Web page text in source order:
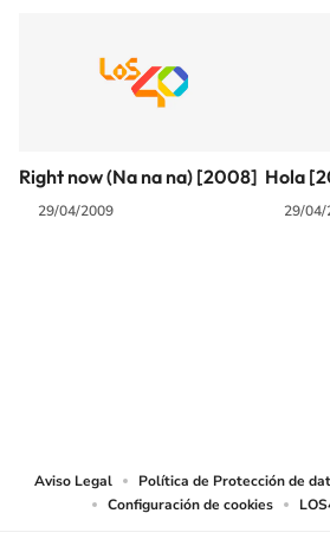
Right now (Na na na) [2008]
29/04/2009
Hola
29/04/
Aviso Legal Política de Protección de
Configuración de cookies